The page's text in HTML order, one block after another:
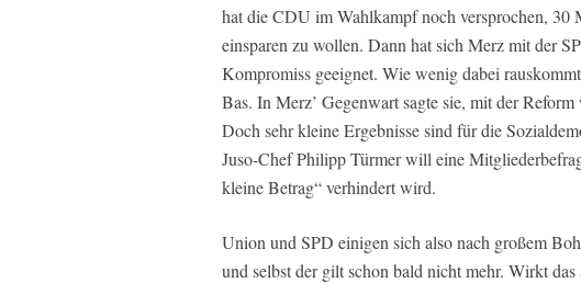
hat die CDU im Wahlkampf noch versprochen,
einsparen zu wollen. Dann hat sich Merz mit der
Kompromiss geeignet. Wie wenig dabei
Bas. In Merz’ Gegenwart sagte sie, mit der
Doch sehr kleine Ergebnisse sind für die
Juso-Chef Philipp Türmer will eine
kleine Betrag“ verhindert wird.
Union und SPD einigen sich also nach großem
und selbst der gilt schon bald nicht mehr. Wirkt